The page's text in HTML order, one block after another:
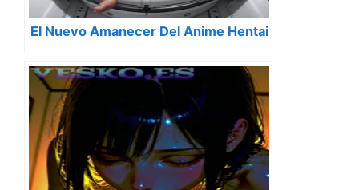
El Nuevo Amanecer Del Anime Hentai